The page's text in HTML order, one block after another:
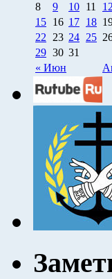
« Июн
8
9 10 11 12
15 16 17 18
22
23 24 25
29 30 31